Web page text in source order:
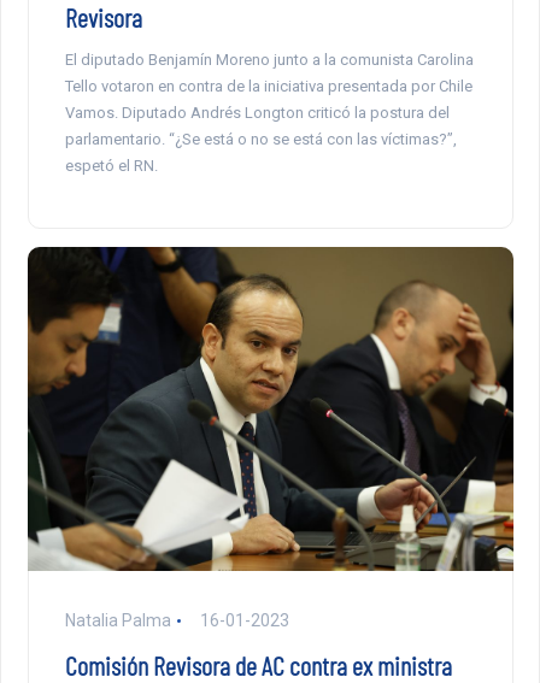
Revisora
El diputado Benjamín Moreno junto a la comunista Carolina
Tello votaron en contra de la iniciativa presentada por Chile
Vamos. Diputado Andrés Longton criticó la postura del
parlamentario. “¿Se está o no se está con las víctimas?”,
espetó el RN.
Natalia Palma 16-01-2023
Comisión Revisora de AC contra ex ministra